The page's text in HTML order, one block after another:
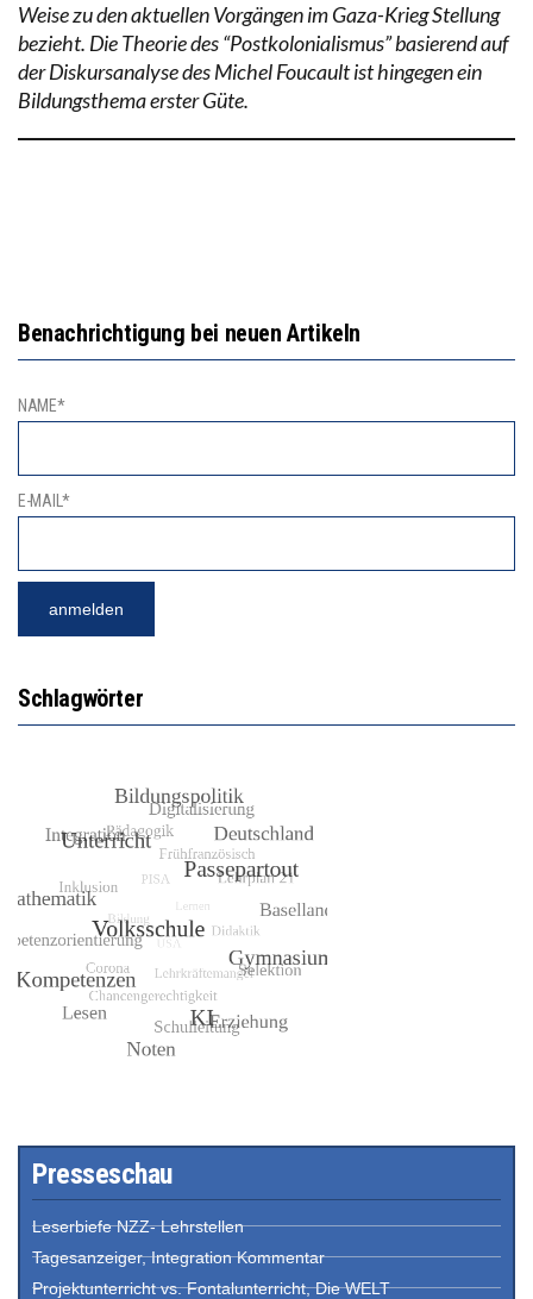
Weise zu den aktuellen Vorgängen im Gaza-Krieg Stellung
bezieht. Die Theorie des “Postkolonialismus” basierend auf
der Diskursanalyse des Michel Foucault ist hingegen ein
Bildungsthema erster Güte.
Benachrichtigung bei neuen Artikeln
NAME*
E-MAIL*
Schlagwörter
Presseschau
Leserbiefe NZZ- Lehrstellen
Tagesanzeiger, Integration Kommentar
Projektunterricht vs. Fontalunterricht, Die WELT